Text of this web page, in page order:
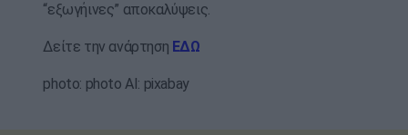
“εξωγήινες” αποκαλύψεις.
Δείτε την ανάρτηση ΕΔΩ
photo: photo AI: pixabay